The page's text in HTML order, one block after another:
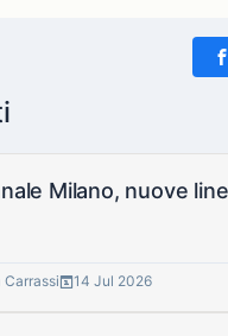
Milano, nuove
Carrassi 14 Jul 2026